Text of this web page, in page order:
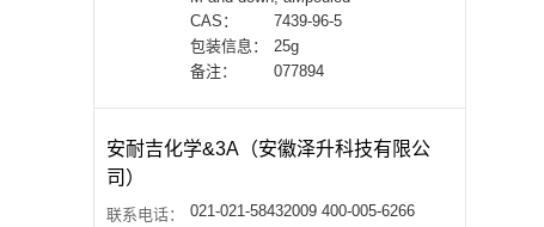
CAS：
7439-96-5
包装信息：
25g
备注：
077894
安耐吉化学&3A（安徽泽升科技有限公
司）
联系电话：
021-021-58432009 400-005-6266